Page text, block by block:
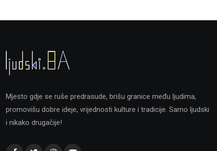
Mjesto gdje se ruše predrasude, brišu granice među ljudima,
promovišu dobre ideje, vrijednosti kulture i tradicije. Samo ljudski
i nikako drugačije!